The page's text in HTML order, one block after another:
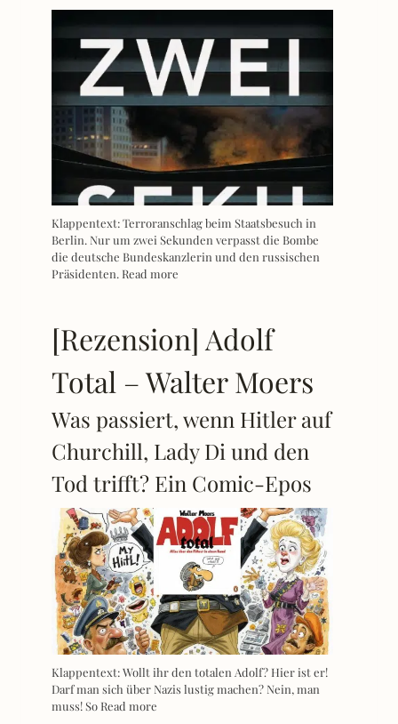
Klappentext: Terroranschlag beim Staatsbesuch in
Berlin. Nur um zwei Sekunden verpasst die Bombe
die deutsche Bundeskanzlerin und den russischen
Präsidenten. Read more
[Rezension] Adolf
Total – Walter Moers
Was passiert, wenn Hitler auf
Churchill, Lady Di und den
Tod trifft? Ein Comic-Epos
Klappentext: Wollt ihr den totalen Adolf? Hier ist er!
Darf man sich über Nazis lustig machen? Nein, man
muss! So Read more